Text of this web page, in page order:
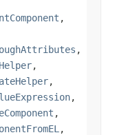
,
,
,
,
,
,
,